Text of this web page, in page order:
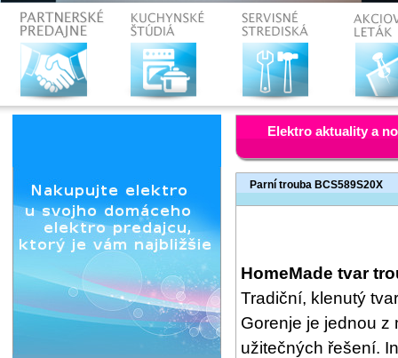
Elektro aktuality a
Parní trouba BCS589S20X
HomeMade tvar
Tradiční, klenutý
Gorenje je jednou z
užitečných řešení.